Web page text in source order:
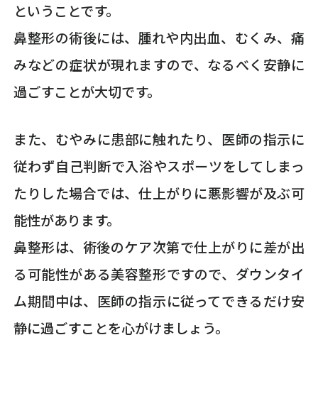
ということです。
鼻整形の術後には、腫れや内出血、むくみ、痛
みなどの症状が現れますので、なるべく安静に
過ごすことが大切です。
また、むやみに患部に触れたり、医師の指示に
従わず自己判断で入浴やスポーツをしてしまっ
たりした場合では、仕上がりに悪影響が及ぶ可
能性があります。
鼻整形は、術後のケア次第で仕上がりに差が出
る可能性がある美容整形ですので、ダウンタイ
ム期間中は、医師の指示に従ってできるだけ安
静に過ごすことを心がけましょう。